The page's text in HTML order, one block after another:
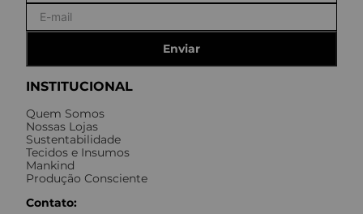
INSTITUCIONAL
Quem Somos
Nossas Lojas
Sustentabilidade
Tecidos e Insumos
Mankind
Produção Consciente
Contato:
Enviar